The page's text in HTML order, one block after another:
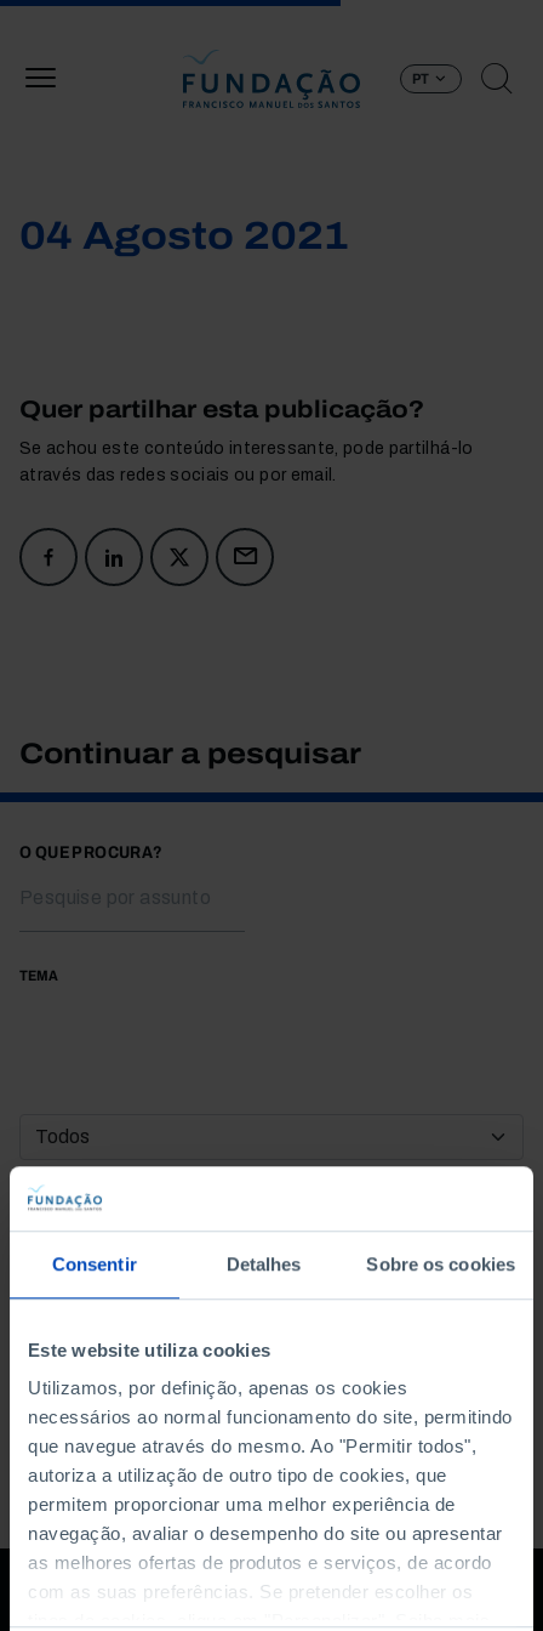
Consentir Detalhes Sobre os cookies
Este website utiliza cookies
Utilizamos, por definição, apenas os cookies
necessários ao normal funcionamento do site, permitindo
que navegue através do mesmo. Ao "Permitir todos",
autoriza a utilização de outro tipo de cookies, que
permitem proporcionar uma melhor experiência de
navegação, avaliar o desempenho do site ou apresentar
as melhores ofertas de produtos e serviços, de acordo
com as suas preferências. Se pretender escolher os
PT
04 Agosto 2021
Quer partilhar esta publicação?
Se achou este conteúdo interessante, pode partilhá-lo
através das redes sociais ou por email.
Continuar a pesquisar
O QUE PROCURA?
TEMA
DATA DE INÍCIO
DATA DE FIM